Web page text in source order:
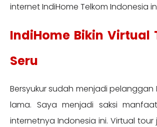
internet IndiHome Telkom Indonesia
IndiHome Bikin Virtual
Seru
Bersyukur sudah menjadi pelanggan
lama. Saya menjadi saksi
internetnya Indonesia ini. Virtual